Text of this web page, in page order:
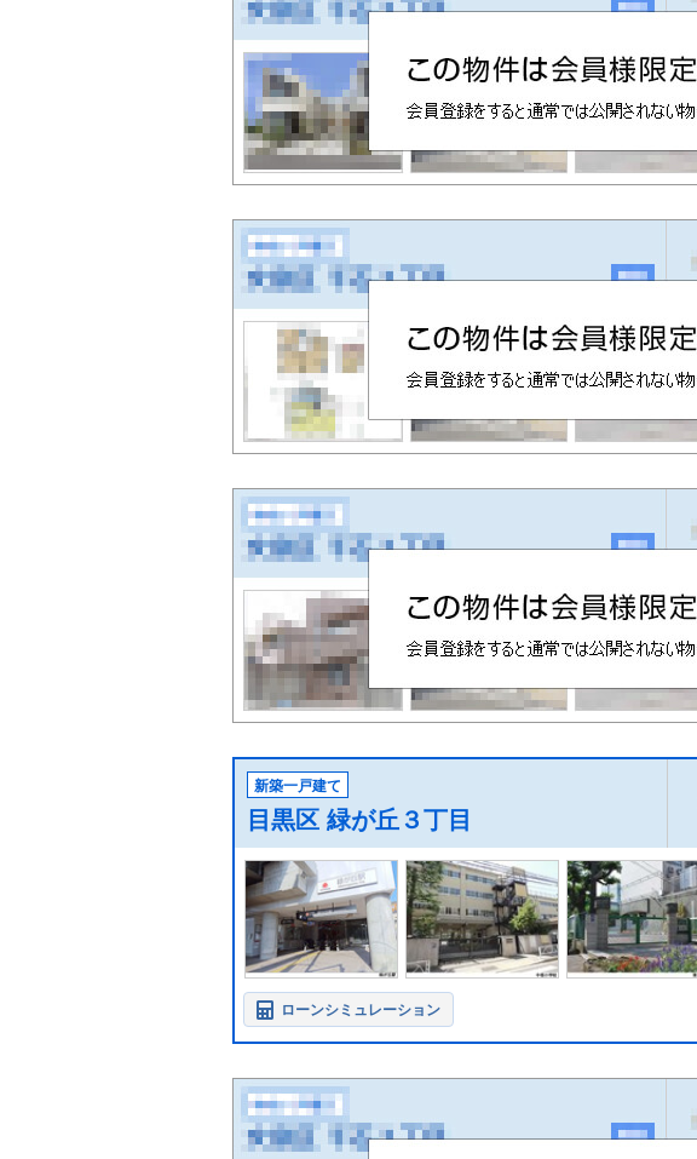
新築一戸建て
目黒区 緑が丘３丁目
ローンシミュレーション